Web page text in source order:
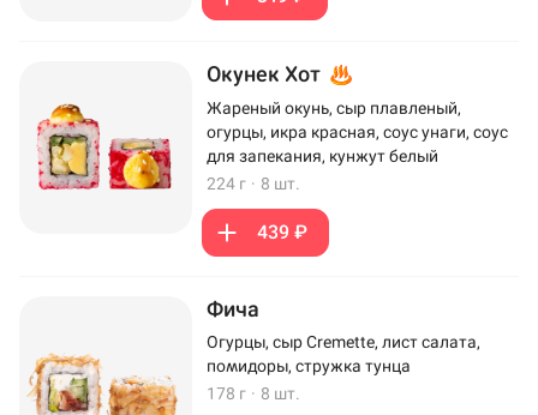
Окунек Хот
Жареный окунь, сыр плавленый,
огурцы, икра красная, соус унаги, соус
для запекания, кунжут белый
224 г · 8 шт.
439 ₽
Фича
Огурцы, сыр Cremette, лист салата,
помидоры, стружка тунца
178 г · 8 шт.